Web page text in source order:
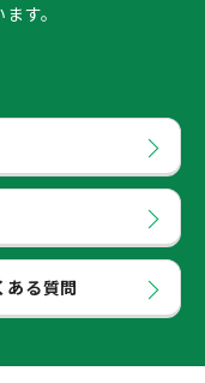
す。
ある質問